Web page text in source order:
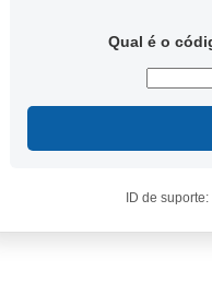
Qual é o
ID de